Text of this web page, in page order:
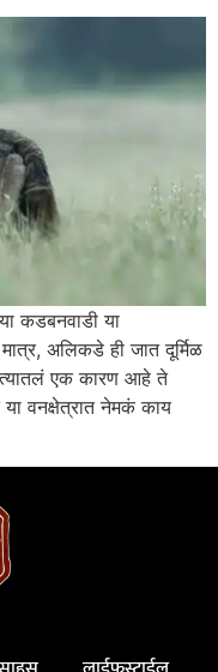
कडबनवाडी या
अलिकडे ही जात दूर्मिळ
एक कारण आहे ते
वनक्षेत्रात नेमकं काय